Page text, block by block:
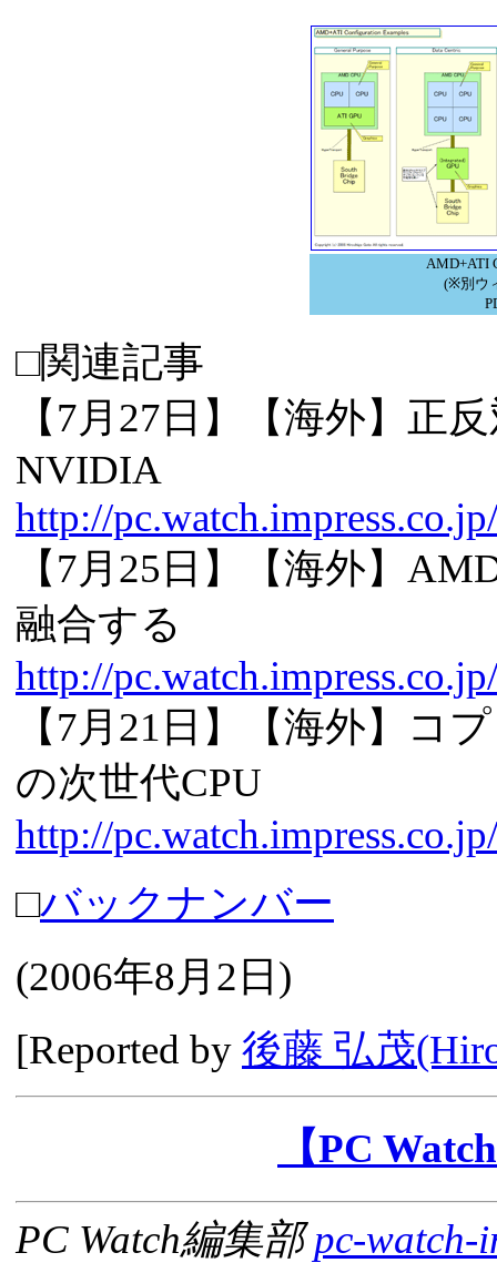
AMD+ATI
(※別ウ
□関連記事
【7月27日】【海外】正
NVIDIA
http://
【7月25日】【海外】
融合する
http://
【7月21日】【海外】コ
の次世代CPU
http://
□バックナンバー
(2006年8月2日 )
[Reported by 後藤 弘茂
【PC
PC Watch編集部pc-watch-